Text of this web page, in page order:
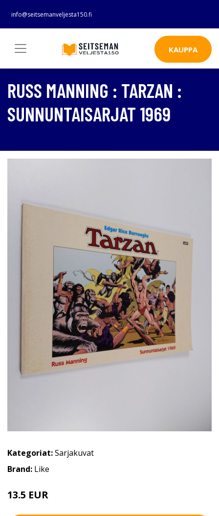
info@seitsemanveljesta150.fi
KAUPPA
RUSS MANNING : TARZAN :
SUNNUNTAISARJAT 1969
Kategoriat:Sarjakuvat
Brand: Like
13.5 EUR